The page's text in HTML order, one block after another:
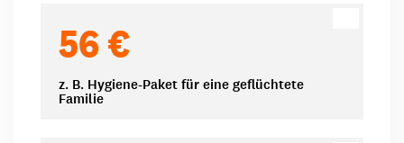
56 €
z. B. Hygiene-Paket für eine geflüchtete
Familie